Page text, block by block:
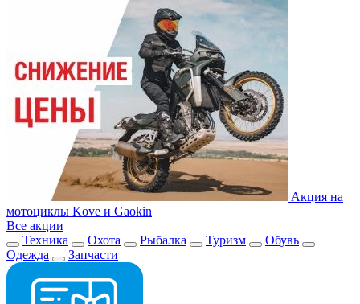
Акция на
мотоциклы Kove и Gaokin
Все акции
Техника
Охота Рыбалка Туризм
Обувь
Одежда
Запчасти